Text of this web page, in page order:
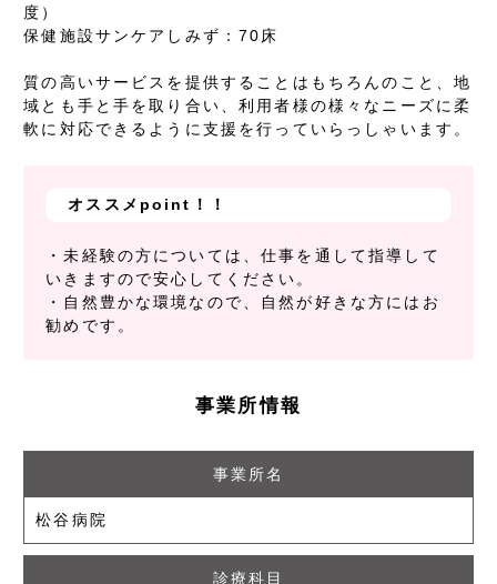
度）
保健施設サンケアしみず：70床
質の高いサービスを提供することはもちろんのこと、地
域とも手と手を取り合い、利用者様の様々なニーズに柔
軟に対応できるように支援を行っていらっしゃいます。
オススメpoint！！
・未経験の方については、仕事を通して指導して
いきますので安心してください。
・自然豊かな環境なので、自然が好きな方にはお
勧めです。
事業所情報
事業所名
松谷病院
診療科目